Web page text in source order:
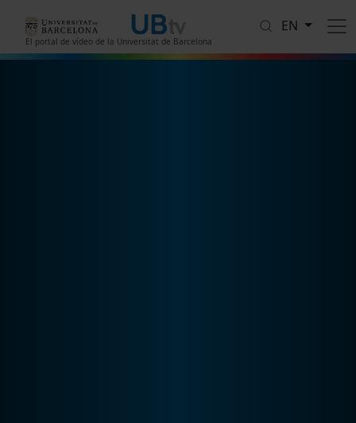
El portal de vídeo de la Universitat de Barcelona
EN